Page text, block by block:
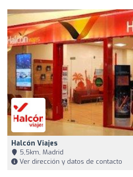
Halcón Viajes
5,5km, Madrid
Ver dirección y datos de contacto